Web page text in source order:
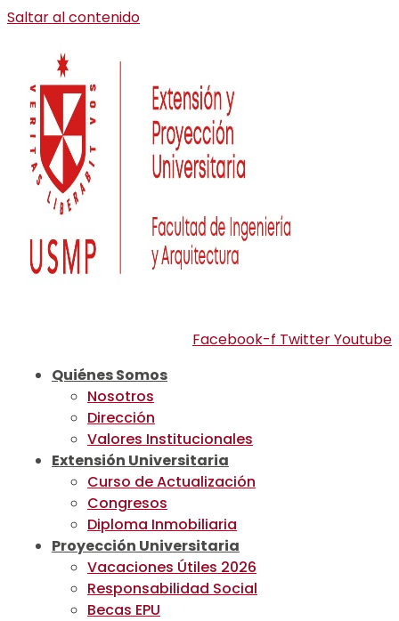
Saltar al contenido
Facebook-f TwitterYoutube
Quiénes Somos
Nosotros
Dirección
Valores Institucionales
Extensión Universitaria
Curso de Actualización
Congresos
Diploma Inmobiliaria
Proyección Universitaria
Vacaciones Útiles 2026
Responsabilidad Social
Becas EPU